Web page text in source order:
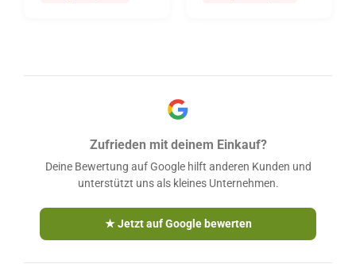
Zufrieden mit deinem Einkauf?
Deine Bewertung auf Google hilft anderen Kunden und
unterstützt uns als kleines Unternehmen.
★ Jetzt auf Google bewerten